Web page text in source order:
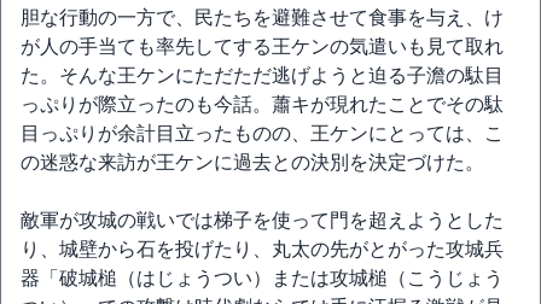
胆な行動の一方で、民たちを避難させて食事を与え、け
が人の手当ても率先してする王ケンの気遣いも見て取れ
た。そんな王ケンにただただ逃げようと迫る子澹の駄目
っぷりが際立ったのも今話。蕭キが現れたことでその駄
目っぷりが余計目立ったものの、王ケンにとっては、こ
の迷惑な来訪が王ケンに過去との決別を決定づけた。
敵軍が攻城の戦いでは梯子を使って門を超えようとした
り、城壁から石を投げたり、丸太の先がとがった攻城兵
器「破城槌（はじょうつい）または攻城槌（こうじょう